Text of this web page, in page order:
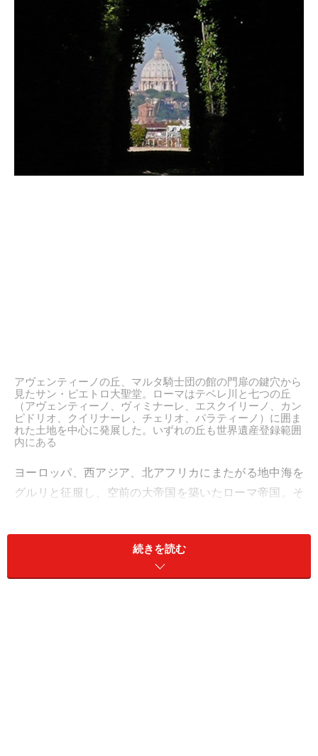
アヴェンティーノの丘、マルタ騎士団の館の門扉の鍵穴から
見たサン・ピエトロ大聖堂。ローマはテベレ川と七つの丘
（アヴェンティーノ、ヴィミナーレ、エスクイリーノ、カン
ピドリオ、クイリナーレ、チェリオ、パラティーノ）に囲ま
れた土地を中心に発展した。いずれの丘も世界遺産登録範囲
内にある
ヨーロッパ、西アジア、北アフリカにまたがる地中海を
グルリと征服し、空前の大帝国を築いたローマ帝国。そ
が、これ以降、ヨーロッパの飛躍がはじまった。
コロッセオ、フォロ・ロマーノ、パンテオン、カラカラ
続きを読む